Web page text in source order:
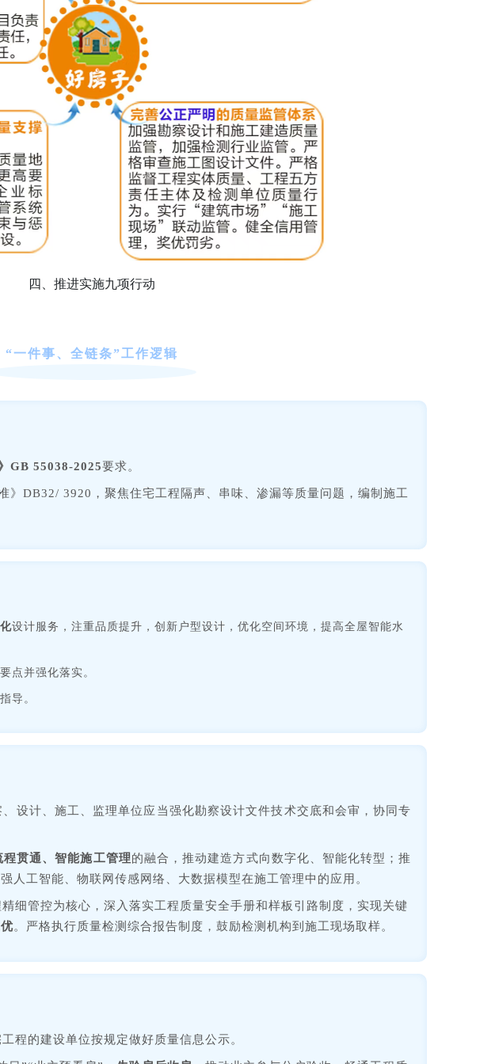
四、推进实施九项行动
“一件事、全链条”工作逻辑
GB 55038-2025要求。
》DB32/ 3920，聚焦住宅工程隔声、串味、渗漏等质量问题，编制施工
设计服务，注重品质提升，创新户型设计，优化空间环境，提高全屋智能水
点并强化落实。
导。
、设计、施工、监理单位应当强化勘察设计文件技术交底和会审，协同专
贯通、智能施工管理的融合，推动建造方式向数字化、智能化转型；推
人工智能、物联网传感网络、大数据模型在施工管理中的应用。
细管控为核心，深入落实工程质量安全手册和样板引路制度，实现关键
。严格执行质量检测综合报告制度，鼓励检测机构到施工现场取样。
程的建设单位按规定做好质量信息公示。